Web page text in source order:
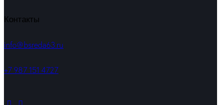
Контакты
info@bsreda63.ru
+7 987 151 4727